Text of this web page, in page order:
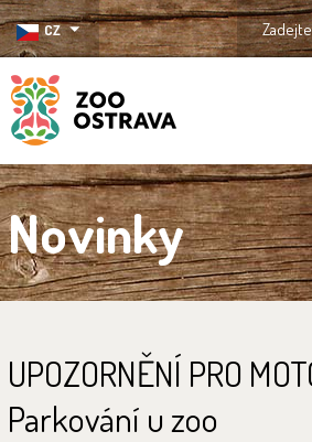
CZ
ZOO Ostrava
Novinky
UPOZORNĚNÍ PRO
Parkování u zoo